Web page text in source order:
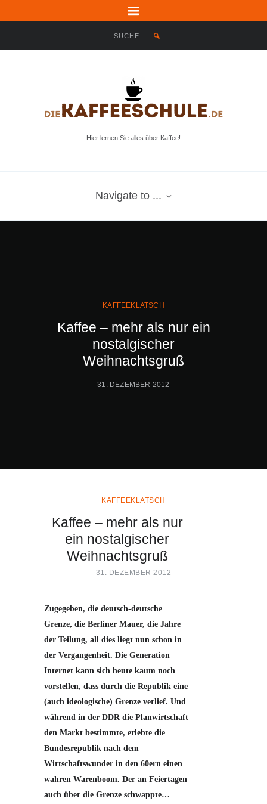
Hier lernen Sie alles über Kaffee!
Navigate to ...
KAFFEEKLATSCH
Kaffee – mehr als nur ein
nostalgischer
Weihnachtsgruß
31. DEZEMBER 2012
KAFFEEKLATSCH
Kaffee – mehr als nur
ein nostalgischer
Weihnachtsgruß
31. DEZEMBER 2012
Zugegeben, die deutsch-deutsche
Grenze, die Berliner Mauer, die Jahre
der Teilung, all dies liegt nun schon in
der Vergangenheit. Die Generation
Internet kann sich heute kaum noch
vorstellen, dass durch die Republik eine
(auch ideologische) Grenze verlief. Und
während in der DDR die Planwirtschaft
den Markt bestimmte, erlebte die
Bundesrepublik nach dem
Wirtschaftswunder in den 60ern einen
wahren Warenboom. Der an Feiertagen
auch über die Grenze schwappte…